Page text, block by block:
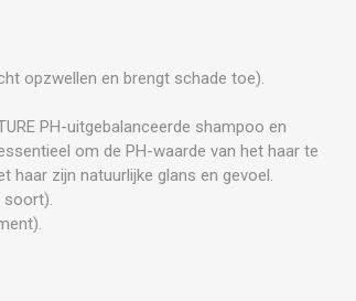
opzwellen en brengt schade toe).
PH-uitgebalanceerde shampoo en
om de PH-waarde van het haar te
haar zijn natuurlijke glans en gevoel.
soort).